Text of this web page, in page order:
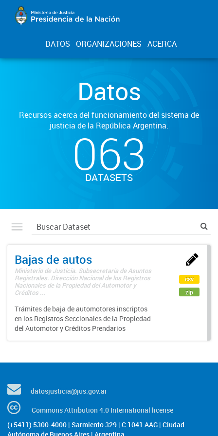
DATOS ORGANIZACIONES ACERCA
Datos
Recursos acerca del funcionamiento del sistema de
justicia de la República Argentina.
063
DATASETS
Bajas de autos
Ministerio de Justicia. Subsecretaría de Asuntos
Registrales. Dirección Nacional de los Registros
Nacionales de la Propiedad del Automotor y
Créditos ...
Trámites de baja de automotores inscriptos
en los Registros Seccionales de la Propiedad
del Automotor y Créditos Prendarios
csv
zip
datosjusticia@jus.gov.ar
Commons Attribution 4.0 International license
(+5411) 5300-4000 | Sarmiento 329 | C 1041 AAG | Ciudad